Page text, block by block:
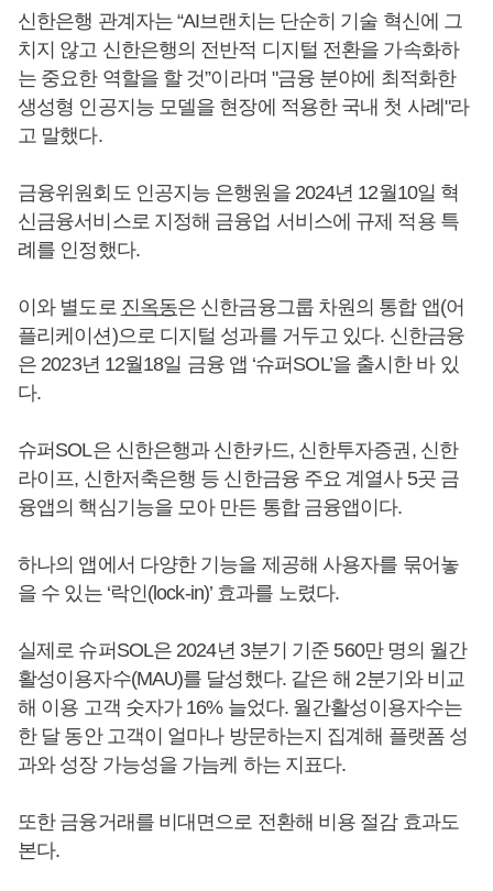
신한은행 관계자는 “AI브랜치는 단순히 기술 혁신에 그
치지 않고 신한은행의 전반적 디지털 전환을 가속화하
는 중요한 역할을 할 것”이라며 "금융 분야에 최적화한
생성형 인공지능 모델을 현장에 적용한 국내 첫 사례"라
고 말했다.
금융위원회도 인공지능 은행원을 2024년 12월10일 혁
신금융서비스로 지정해 금융업 서비스에 규제 적용 특
례를 인정했다.
이와 별도로 진옥동은 신한금융그룹 차원의 통합 앱(어
플리케이션)으로 디지털 성과를 거두고 있다. 신한금융
은 2023년 12월18일 금융 앱 ‘슈퍼SOL’을 출시한 바 있
다.
슈퍼SOL은 신한은행과 신한카드, 신한투자증권, 신한
라이프, 신한저축은행 등 신한금융 주요 계열사 5곳 금
융앱의 핵심기능을 모아 만든 통합 금융앱이다.
하나의 앱에서 다양한 기능을 제공해 사용자를 묶어놓
을 수 있는 ‘락인(lock-in)’ 효과를 노렸다.
실제로 슈퍼SOL은 2024년 3분기 기준 560만 명의 월간
활성이용자수(MAU)를 달성했다. 같은 해 2분기와 비교
해 이용 고객 숫자가 16% 늘었다. 월간활성이용자수는
한 달 동안 고객이 얼마나 방문하는지 집계해 플랫폼 성
과와 성장 가능성을 가늠케 하는 지표다.
또한 금융거래를 비대면으로 전환해 비용 절감 효과도
본다.